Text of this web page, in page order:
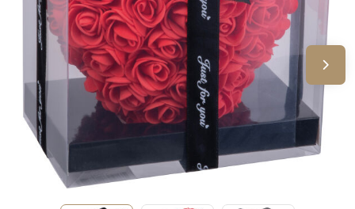
Voetbal, EK en WK
Voor de bouw
Zomergeschenken
Zomerpakketten